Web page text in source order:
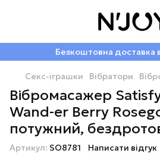
Безкоштовна доставка
Секс-іграшки Вібратори
Вібромасажер
Wand-er Berry
потужний,
Артикул: SO8781 Написати відгук